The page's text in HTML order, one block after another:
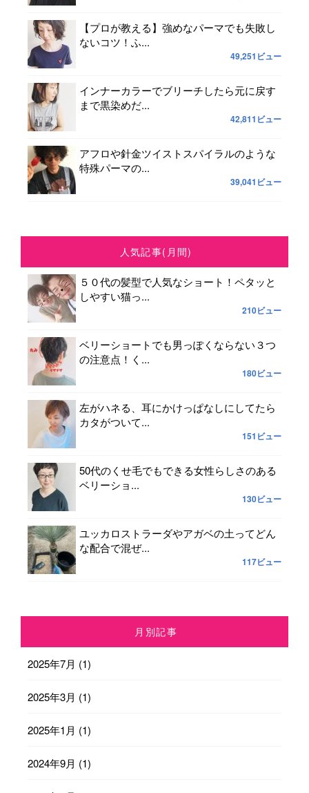
【プロが教える】強めなパーマでも失敗し
ないコツ！ふ...
49,251ビュー
インナーカラーでブリーチしたら元に戻す
まで黒染めだ...
42,811ビュー
アフロや針金ツイストスパイラルのような
特殊パーマの...
39,041ビュー
人気記事(月間)
５０代の髪型で人気なショート！ペタッと
しやすい猫っ...
210ビュー
ベリーショートでも男っぽくならない３つ
の注意点！く...
180ビュー
左がハネる、耳にかけっぱなしにしてたら
カタがついて...
151ビュー
50代のくせ毛でもできる女性らしさのある
ベリーショ...
130ビュー
ユッカロストラーダやアガベの土ってどん
な配合で混ぜ...
117ビュー
月別記事
2025年7月 (1)
2025年3月 (1)
2025年1月 (1)
2024年9月 (1)